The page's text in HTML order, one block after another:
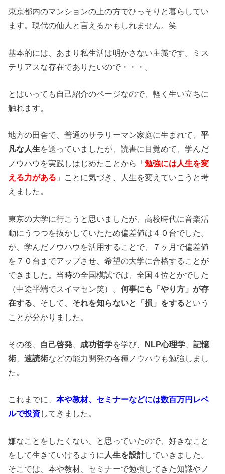
東京都内のマンションの上の方でひっそりと暮らしてい
ます。現代の仙人と言えるかもしれません。笑
基本的には、あまり私生活は明かさない主義です。ミス
テリアスな存在でありたいので・・・。
とはいっても自己紹介のページなので、軽く生い立ちに
触れます。
地方の田舎で、普通のサラリーマン家庭に生まれて、平
凡な人生を送っていましたが、読書に目覚めて、学んだ
ノウハウ を実践しはじめたことから「勉強には人生を変
える力がある 」ことに気づき、人生を変えていこうと考
えました。
東京の大学に行こうと思いましたが、高校時代に音楽活
動にうつつを抜かしていたため偏差値は ４０台でした。
が、学んだノウハウを活用することで、
７ヶ月 で偏差値
を ７０台 までアップさせ、希望の大学に合格することが
できました。当時の全国模試では、全国４位とかでした
（中途半端でスイマセン笑）。何事にも「やり方」が存
在する 、そして、 それを知らないと「損」をするという
ことが分かりました。
その後、 自己啓発 成功哲学を学び、 NLP心理学 、記憶
術 、速読術などの能力開発の各種ノウハウも勉強しまし
た。
これまでに、本や教材、セミナーなどには数百万円レベ
ルで投資してきました。
嫌なことをしたくない、と思っていたので、好きなこと
をして生きていけるように 人生を設計していきました。
そこでは、本や教材、セミナーで勉強してきた知識やノ